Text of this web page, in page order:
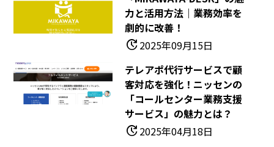
力と活用方法｜業務効率を
劇的に改善！
update2025年09月15日
テレアポ代行サービスで顧
客対応を強化！ニッセンの
「コールセンター業務支援
サービス」の魅力とは？
update2025年04月18日